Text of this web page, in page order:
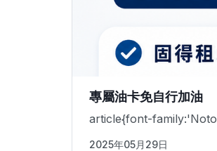
專屬油卡免自行加油
article{font-
2025年05月29日